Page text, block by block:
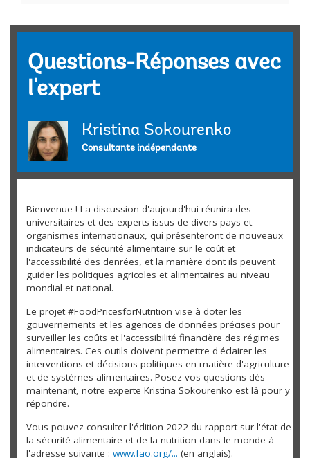
Questions-Réponses avec
l'expert
Kristina Sokourenko
Consultante indépendante
Bienvenue ! La discussion d'aujourd'hui réunira des
universitaires et des experts issus de divers pays et
organismes internationaux, qui présenteront de nouveaux
indicateurs de sécurité alimentaire sur le coût et
l'accessibilité des denrées, et la manière dont ils peuvent
guider les politiques agricoles et alimentaires au niveau
mondial et national.
Le projet #FoodPricesforNutrition vise à doter les
gouvernements et les agences de données précises pour
surveiller les coûts et l'accessibilité financière des régimes
alimentaires. Ces outils doivent permettre d'éclairer les
interventions et décisions politiques en matière d'agriculture
et de systèmes alimentaires. Posez vos questions dès
maintenant, notre experte Kristina Sokourenko est là pour y
répondre.
Vous pouvez consulter l'édition 2022 du rapport sur l'état de
la sécurité alimentaire et de la nutrition dans le monde à
l'adresse suivante : www.fao.org/... (en anglais).